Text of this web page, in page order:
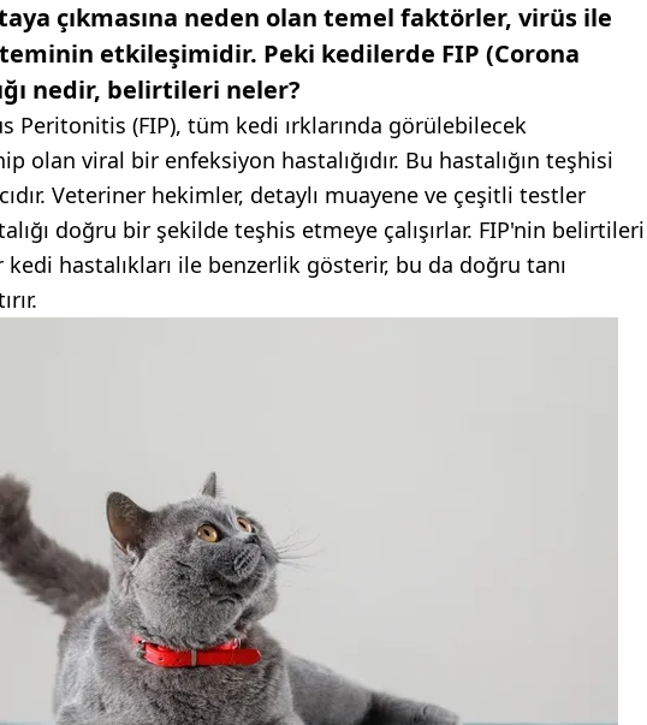
çıkmasına neden olan temel faktörler, virüs ile
etkileşimidir. Peki kedilerde FIP (Corona
nedir, belirtileri neler?
Peritonitis (FIP), tüm kedi ırklarında görülebilecek
olan viral bir enfeksiyon hastalığıdır. Bu hastalığın teşhisi
Veteriner hekimler, detaylı muayene ve çeşitli testler
doğru bir şekilde teşhis etmeye çalışırlar. FIP'nin belirtileri
hastalıkları ile benzerlik gösterir, bu da doğru tanı